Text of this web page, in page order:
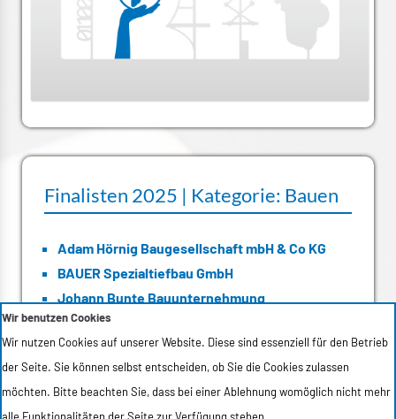
Finalisten 2025 | Kategorie: Bauen
Adam Hörnig Baugesellschaft mbH & Co KG
BAUER Spezialtiefbau GmbH
Johann Bunte Bauunternehmung
LEONHARD WEISS GmbH & Co. KG
N1 Circular GmbH
STRABAG AG, Direktion Brückenbau
Wir benutzen Cookies
Wir nutzen Cookies auf unserer Website. Diese sind essenziell für den Betrieb
der Seite. Sie können selbst entscheiden, ob Sie die Cookies zulassen
möchten. Bitte beachten Sie, dass bei einer Ablehnung womöglich nicht mehr